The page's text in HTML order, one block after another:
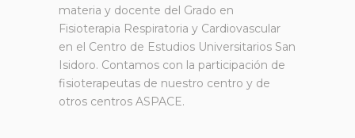
materia y docente del Grado en
Fisioterapia Respiratoria y Cardiovascular
en el Centro de Estudios Universitarios San
Isidoro. Contamos con la participación de
fisioterapeutas de nuestro centro y de
otros centros ASPACE.